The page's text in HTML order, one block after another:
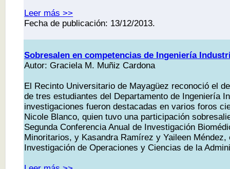
Leer más >>
Fecha de publicación: 13/12/2013.
Sobresalen en competencias de Ingeniería
Autor: Graciela M. Muñiz Cardona
El Recinto Universitario de Mayagüez reconoció el
de tres estudiantes del Departamento de Ingeniería
investigaciones fueron destacadas en varios foros
Nicole Blanco, quien tuvo una participación
Segunda Conferencia Anual de Investigación
Minoritarios, y Kasandra Ramírez y Yaileen Méndez,
Investigación de Operaciones y Ciencias de la